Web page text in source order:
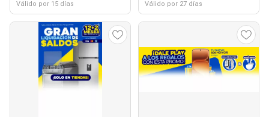
Válido por 15 días Válido por 27 días